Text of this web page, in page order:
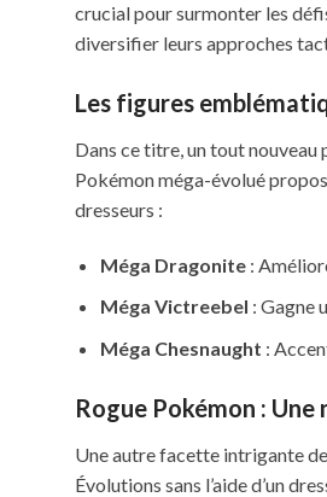
crucial pour surmonter les
diversifier leurs approches
Les figures
Dans ce titre, un tout nouveau
Pokémon méga-évolué
dresseurs :
Méga Dragonite:
Méga Victreebel : Gagne
Méga Chesnaught :
Rogue Pokémon : Une
Une autre facette intrigante
Évolutions sans l’aide d’un